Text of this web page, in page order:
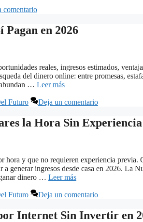
comentario
Pagan en 2026
reales, ingresos estimados,
del dinero online: entre promesas,
… Leer más
Futuro Deja un comentario
la Hora Sin Experiencia
hora y que no requieren experiencia previa.
a generar ingresos desde casa en 2026. La
dinero … Leer más
Futuro Deja un comentario
Internet Sin Invertir en